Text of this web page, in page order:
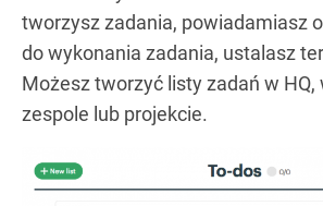
tworzysz zadania, powiadamiasz
do wykonania zadania, ustalasz
Możesz tworzyć listy zadań w
zespole lub projekcie.